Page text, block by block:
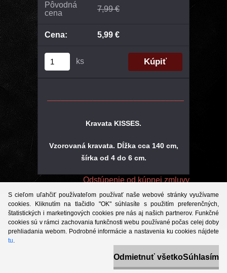
S cieľom uľahčiť používateľom používať naše webové stránky využívame
cookies. Kliknutím na tlačidlo "OK" súhlasíte s použitím preferenčných,
štatistických i marketingových cookies pre nás aj našich partnerov. Funkčné
cookies sú v rámci zachovania funkčnosti webu používané počas celej doby
prehliadania webom. Podrobné informácie a nastavenia ku cookies nájdete
tu.
Odmietnuť všetkoSúhlasím
Pôvodná
cena
7,99 €
Cena: 5,99 €
ks
––––––––––––––––––––––––––––––
Kravata KISSES.
Vzorovaná kravata. Dĺžka cca 140 cm,
šírka od 4 do 6 cm.
Odstúpenie od kúpnej zmluvy